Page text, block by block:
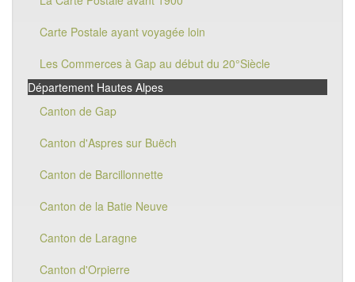
Carte Postale ayant voyagée loin
Les Commerces à Gap au début du 20°Siècle
Département Hautes Alpes
Canton de Gap
Canton d'Aspres sur Buëch
Canton de Barcillonnette
Canton de la Batie Neuve
Canton de Laragne
Canton d'Orpierre